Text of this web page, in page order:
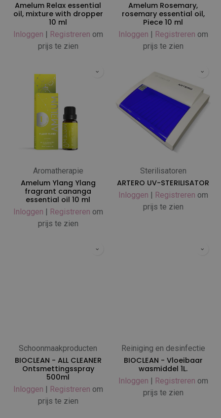
Amelum Relax essential
oil, mixture with dropper
10 ml
Inloggen | Registreren om
prijs te zien
Amelum Rosemary,
rosemary essential oil,
Piece 10 ml
Inloggen | Registreren om
prijs te zien
Aromatherapie
Amelum Ylang Ylang
fragrant cananga
essential oil 10 ml
Inloggen | Registreren om
prijs te zien
Sterilisatoren
ARTERO UV-STERILISATOR
Inloggen | Registreren om
prijs te zien
Schoonmaakproducten
BIOCLEAN - ALL CLEANER
Ontsmettingsspray
500ml
Inloggen | Registreren om
prijs te zien
Reiniging en desinfectie
BIOCLEAN - Vloeibaar
wasmiddel 1L.
Inloggen | Registreren om
prijs te zien